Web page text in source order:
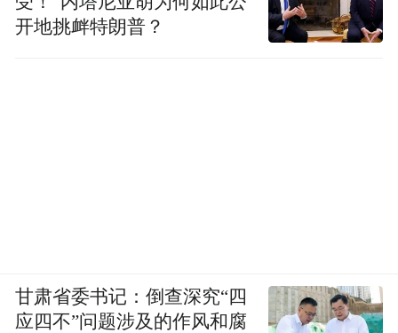
开地挑衅特朗普？
甘肃省委书记：倒查深究“四
应四不”问题涉及的作风和腐